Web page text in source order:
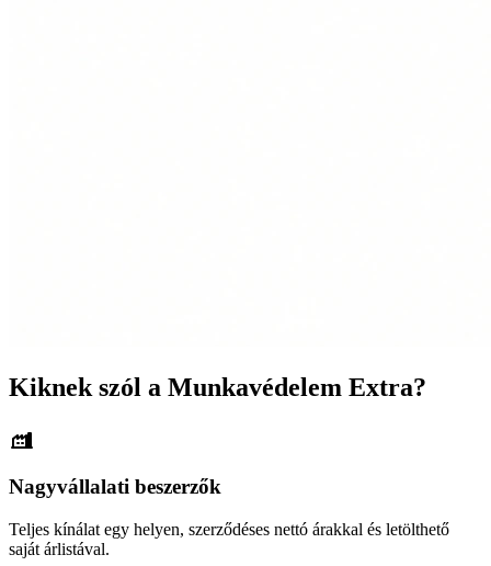
Kiknek szól a Munkavédelem Extra?
Nagyvállalati beszerzők
Teljes kínálat egy helyen, szerződéses nettó árakkal és letölthető
saját árlistával.